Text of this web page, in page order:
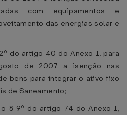
com equipamentos e
das energias solar e
do artigo 40 do Anexo I, para
de 2007 a isenção nas
bens para integrar o ativo fixo
de Saneamento;
§ 9º do artigo 74 do Anexo I,